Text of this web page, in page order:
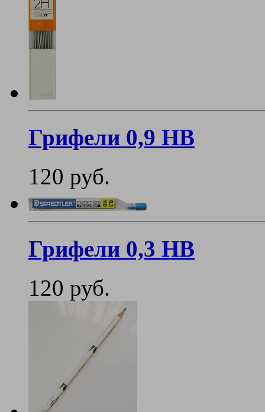
Грифели 0,9 HB
120 руб.
Грифели 0,3 HB
120 руб.